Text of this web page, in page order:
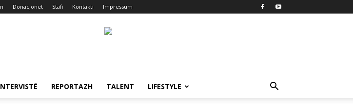
Donacjonet Stafi Kontakti Impressum
REPORTAZH TALENT LIFESTYLE